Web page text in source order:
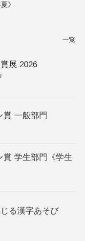
》
一覧
展 2026
賞 一般部門
賞 学生部門《学生
る漢字あそび